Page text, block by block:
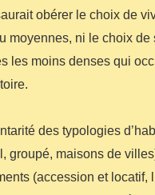
obérer le choix de
moyennes, ni le choix de
les moins denses qui
des typologies
groupé, maisons de
(accession et locatif,